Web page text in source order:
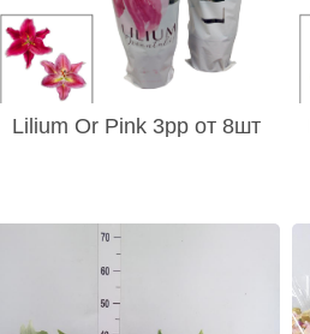
Lilium Or Pink 3pp от 8шт